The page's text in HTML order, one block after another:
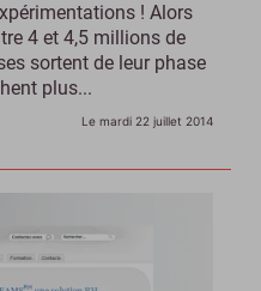
! Alors
4 et 4,5 millions de
sortent de leur phase
plus...
Le mardi 22 juillet 2014